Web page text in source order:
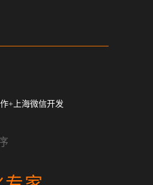
+上海微信开发